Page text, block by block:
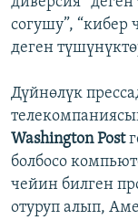
согушу”, “кибер
деген
Дүйнөлүк
Washington Post
болбосо
чейин билген
отуруп алып,